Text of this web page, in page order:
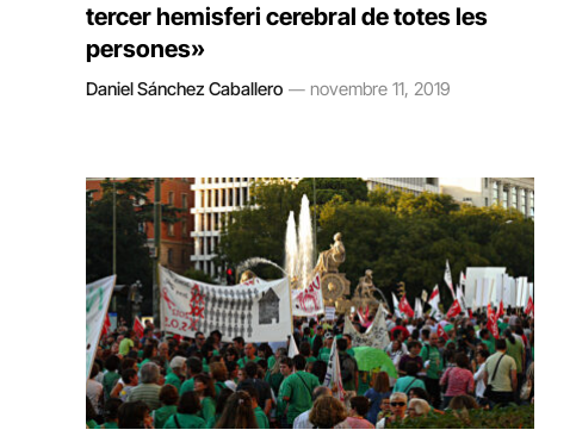
tercer hemisferi cerebral de totes les
persones»
Daniel Sánchez Caballero novembre 11, 2019